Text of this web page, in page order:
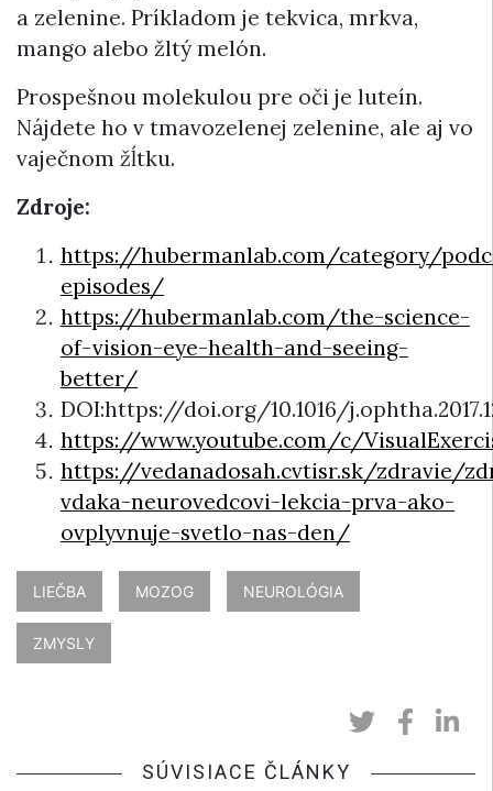
a zelenine. Príkladom je tekvica, mrkva,
mango alebo žltý melón.
Prospešnou molekulou pre oči je luteín.
Nájdete ho v tmavozelenej zelenine, ale aj vo
vaječnom žĺtku.
Zdroje:
https://hubermanlab.com/category/
episodes/
https://hubermanlab.com/the-science-
of-vision-eye-health-and-seeing-
better/
DOI:https://doi.org/10.1016/
https://www.youtube.com/c/
https://vedanadosah.cvtisr.sk/zdravie/
vdaka-neurovedcovi-lekcia-prva-ako-
ovplyvnuje-svetlo-nas-den/
LIEČBA MOZOG NEUROLÓGIA
ZMYSLY
SÚVISIACE ČLÁNKY